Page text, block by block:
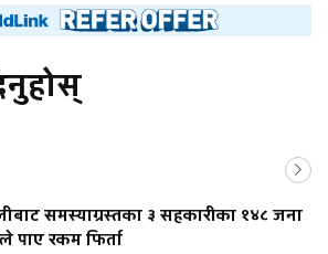
समस्याग्रस्तका ३ सहकारीका १४८ जना
पाए रकम फिर्ता